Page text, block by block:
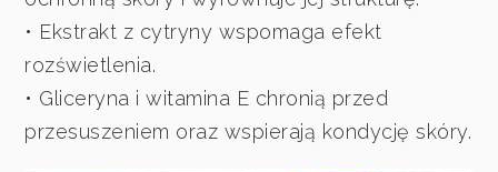
• Ekstrakt z cytryny wspomaga efekt
rozświetlenia.
• Gliceryna i witamina E chronią przed
przesuszeniem oraz wspierają kondycję skóry.